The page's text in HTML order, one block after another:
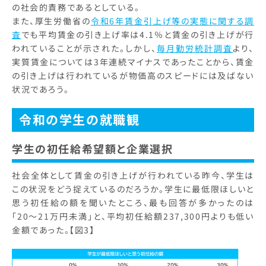
の社会的責務であるとしている。
また、厚生労働省の令和6年賃金引上げ等の実態に関する調
査でも平均賃金の引き上げ率は4.1％と賃金の引き上げが行
われていることが示された。しかし、 毎月勤労統計調査より、
実質賃金については3年連続マイナスであったことから、賃金
の引き上げは行われているが物価高のスピードには及ばない
状況であろう。
令和の学生の就職観
学生の初任給希望額と企業選択
社会全体として賃金の引き上げが行われている昨今、学生は
この状況をどう捉えているのだろうか。学生に最低限ほしいと
思う初任給の額を聞いたところ、最も回答が多かったのは
「20～21万円未満」と、平均初任給額237,300円よりも低い
金額であった。【図3】